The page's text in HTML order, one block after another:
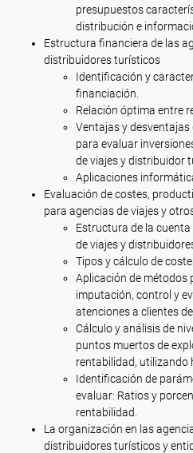
presupuestos
distribución e
Estructura financiera de las
distribuidores turísticos
Identificación y
financiación.
Relación óptima entre
Ventajas y
para evaluar
de viajes y distribuidor
Aplicaciones
Evaluación de costes,
para agencias de viajes y
Estructura de la
de viajes y
Tipos y cálculo de
Aplicación de métodos
imputación, control y
atenciones a clientes
Cálculo y análisis de
puntos muertos de
rentabilidad, utilizando
Identificación de
evaluar: Ratios y
rentabilidad.
La organización en las
distribuidores turísticos y